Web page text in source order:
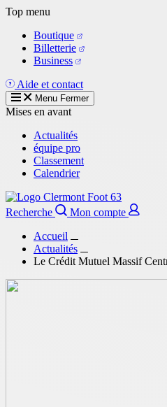
Aller
contenu
principal
Top menu
Boutique
Billetterie
Business
Aide et contact
Menu Fermer
Mises en avant
Actualités
équipe pro
Classement
Calendrier
Recherche
Mon compte
Accueil
Actualités
Le Crédit Mutuel Massif